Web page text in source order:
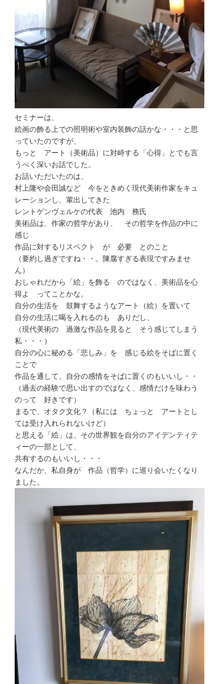
セミナーは、
絵画の飾る上での照明術や室内装飾の話かな・・・と思
っていたのですが、
もっと アート（美術品）に対峙する「心得」とでも言
うべく深いお話でした。
お話いただいたのは、
村上隆や会田誠など 今をときめく現代美術作家をキュ
レーションし、輩出してきた
レントゲンヴェルケの代表 池内 務氏
美術品は、作家の哲学があり、 その哲学を作品の中に
感じ
作品に対するリスペクト が 必要 とのこと
（要約し過ぎですね・・。陳腐すぎる表現ですみませ
ん）
おしゃれだから「絵」を飾る のではなく、美術品を心
得よ ってことかな。
自分の生活を 鼓舞するようなアート（絵）を置いて
自分の生活に喝を入れるのも ありだし、
（現代美術の 過激な作品を見ると そう感じてしまう
私・・・）
自分の心に秘める「悲しみ」を 感じる絵をそばに置く
ことで
作品を通して、自分の感情をそばに置くのもいいし・・
（過去の経験で思い出すのではなく、感情だけを味わう
のって 好きです）
まるで、オタク文化？（私には ちょっと アートとし
ては受け入れられないけど）
と思える「絵」は、その世界観を自分のアイデンティテ
ィーの一部として、
共有するのもいいし・・・
なんだか、私自身が 作品（哲学）に巡り会いたくなり
ました。